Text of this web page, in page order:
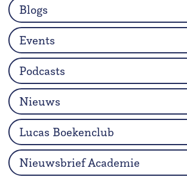
Blogs
Events
Podcasts
Nieuws
Lucas Boekenclub
Nieuwsbrief Academie